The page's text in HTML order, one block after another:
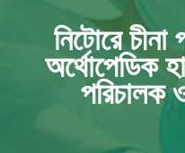
নিটোরে
অর্থোপেডিক
পরিচালক